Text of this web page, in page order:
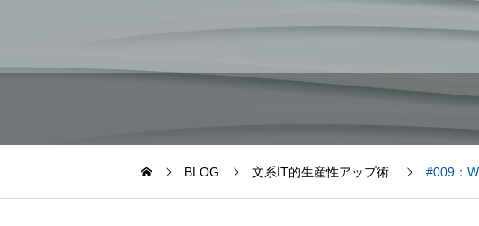
BLOG 文系IT的生産性アップ術 #009：